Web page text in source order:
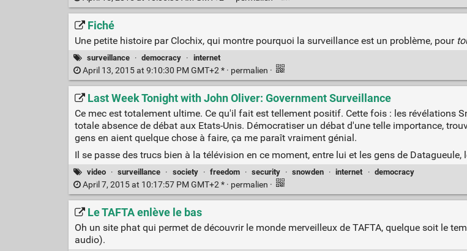
Fiché
Une petite histoire par Clochix, qui montre pourquoi la surveillance est un problème, pour
surveillance · democracy · internet
April 13, 2015 at 9:10:30 PM GMT+2 * · permalien ·
Last Week Tonight with John Oliver: Government Surveillance
Ce mec est totalement ultime. Ce qu'il fait est tellement positif. Cette fois : les révélations
totale absence de débat aux Etats-Unis. Démocratiser un débat d'une telle importance,
gens en aient quelque chose à faire, ça me paraît vraiment génial.
Il se passe des trucs bien à la télévision en ce moment, entre lui et les gens de
video · surveillance · society · freedom · security · snowden · internet · democracy
April 7, 2015 at 10:17:57 PM GMT+2 * · permalien ·
Le TAFTA enlève le bas
Oh un site phat qui permet de découvrir le monde merveilleux de TAFTA, quelque soit le
audio).